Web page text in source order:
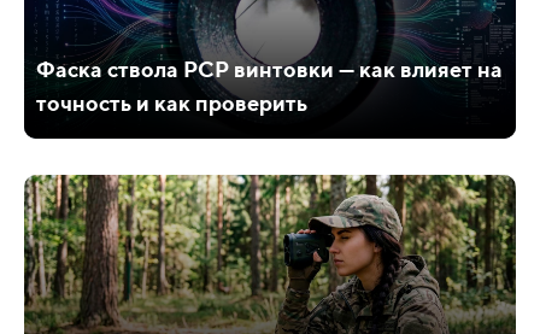
Фаска ствола PCP винтовки — как влияет на
точность и как проверить